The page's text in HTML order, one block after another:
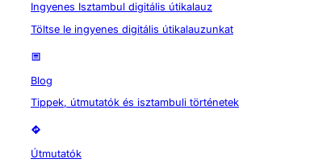
Ingyenes Isztambul digitális útikalauz
Töltse le ingyenes digitális útikalauzunkat
Blog
Tippek, útmutatók és isztambuli történetek
Útmutatók